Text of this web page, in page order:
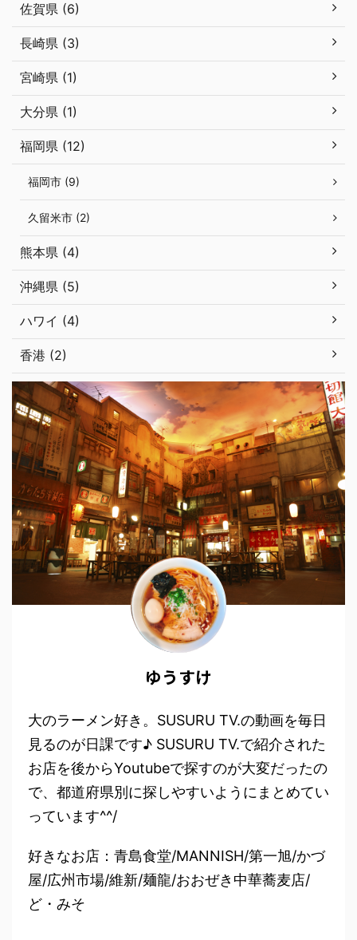
佐賀県 (6)
長崎県 (3)
宮崎県 (1)
大分県 (1)
福岡県 (12)
福岡市 (9)
久留米市 (2)
熊本県 (4)
沖縄県 (5)
ハワイ (4)
香港 (2)
ゆうすけ
大のラーメン好き。SUSURU TV.の動画を毎日
見るのが日課です♪ SUSURU TV.で紹介された
お店を後からYoutubeで探すのが大変だったの
で、都道府県別に探しやすいようにまとめてい
っています^^/
好きなお店：青島食堂/MANNISH/第一旭/かづ
屋/広州市場/維新/麺龍/おおぜき中華蕎麦店/
ど・みそ